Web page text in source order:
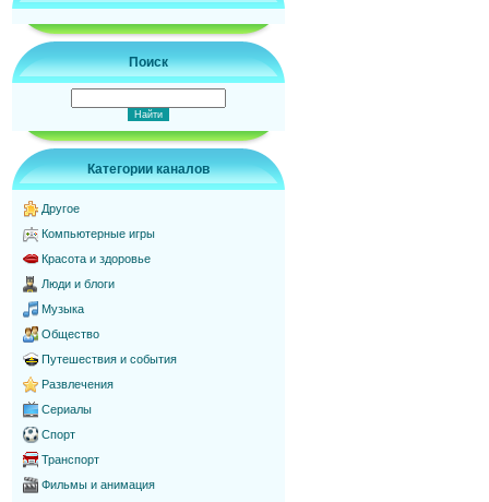
Поиск
Категории каналов
Другое
Компьютерные игры
Красота и здоровье
Люди и блоги
Музыка
Общество
Путешествия и события
Развлечения
Сериалы
Спорт
Транспорт
Фильмы и анимация